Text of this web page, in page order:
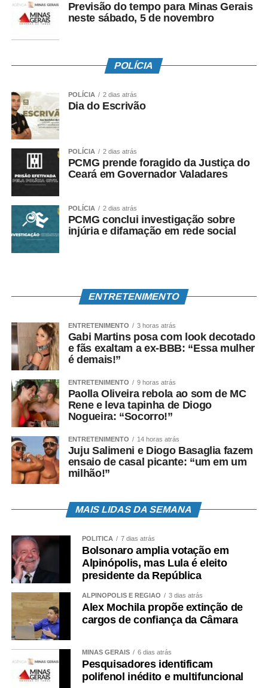
Previsão do tempo para Minas Gerais
neste sábado, 5 de novembro
POLÍCIA
POLÍCIA 2 dias atrás
Dia do Escrivão
POLÍCIA 2 dias atrás
PCMG prende foragido da Justiça do
Ceará em Governador Valadares
POLÍCIA 2 dias atrás
PCMG conclui investigação sobre
injúria e difamação em rede social
ENTRETENIMENTO
ENTRETENIMENTO 3 horas atrás
Gabi Martins posa com look decotado
e fãs exaltam a ex-BBB: “Essa mulher
é demais!”
ENTRETENIMENTO 9 horas atrás
Paolla Oliveira rebola ao som de MC
Rene e leva tapinha de Diogo
Nogueira: “Socorro!”
ENTRETENIMENTO 14 horas atrás
Juju Salimeni e Diogo Basaglia fazem
ensaio de casal picante: “um em um
milhão!”
MAIS LIDAS DA SEMANA
POLÍTICA 7 dias atrás
Bolsonaro amplia votação em
Alpinópolis, mas Lula é eleito
presidente da República
ALPINÓPOLIS E REGIÃO 3 dias atrás
Alex Mochila propõe extinção de
cargos de confiança da Câmara
MINAS GERAIS 6 dias atrás
Pesquisadores identificam
polifenol inédito e multifuncional